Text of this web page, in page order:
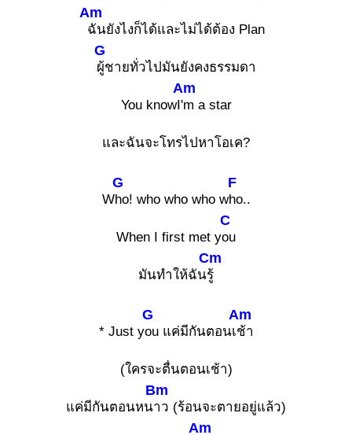
Am
ฉันยังไงก็ได้และไม่ได้ต้อง Plan
G
ผู้ชายทั่วไปมันยังคงธรรมดา
You knowI
Am
'm a star
และฉันจะโทรไปหาโอเค?
W
G
ho! who who who w
F
ho..
When I first met y
C
ou
มันทำให้ฉัน
Cm
รู้
* Just y
G
ou แค่มีกันตอนเ
Am
ช้า
(ใครจะตื่นตอนเช้า)
แค่มีกันตอนหน
Bm
าว (ร้อนจะตายอยู่แล้ว)
Am